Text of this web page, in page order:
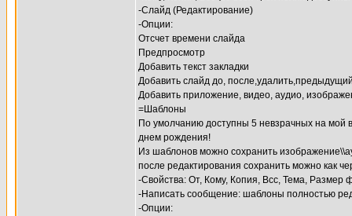
-Слайд (Редактирование)
-Опции:
Отсчет времени слайда
Предпросмотр
Добавить текст закладки
Добавить слайд до,
Добавить приложение, видео, аудио,
=Шаблоны
По умолчанию доступны 5 невзрачных на мой
днем рождения!
Из шаблонов можно сохранить
после редактирования сохранить можно как
-Свойства: От, Кому, Копия, Всс, Тема, Размер
-Написать сообщение: шаблоны полностью
-Опции: